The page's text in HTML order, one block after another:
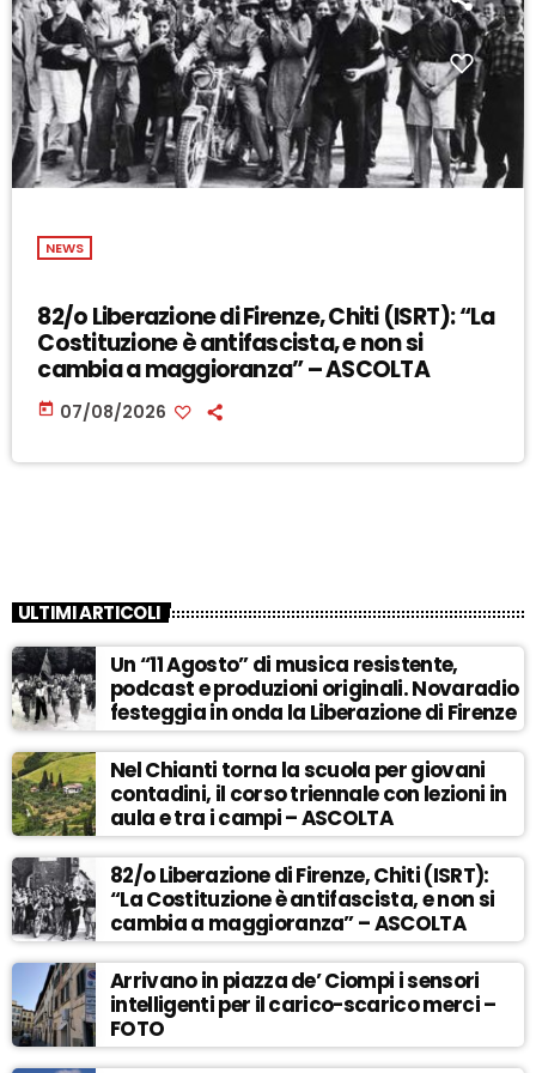
NEWS
82/o Liberazione di Firenze, Chiti (ISRT): “La
Costituzione è antifascista, e non si
cambia a maggioranza” – ASCOLTA
today 07/08/2026
ULTIMI ARTICOLI
Un “11 Agosto” di musica resistente,
podcast e produzioni originali. Novaradio
festeggia in onda la Liberazione di Firenze
Nel Chianti torna la scuola per giovani
contadini, il corso triennale con lezioni in
aula e tra i campi – ASCOLTA
82/o Liberazione di Firenze, Chiti (ISRT):
“La Costituzione è antifascista, e non si
cambia a maggioranza” – ASCOLTA
Arrivano in piazza de’ Ciompi i sensori
intelligenti per il carico-scarico merci –
FOTO